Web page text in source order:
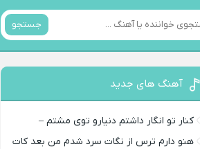
جستجو
آهنگ های جدید
کنار تو انگار داشتم دنیارو توی مشتم –
هنو دارم ترس از نگات سرد شدم من بعد کات